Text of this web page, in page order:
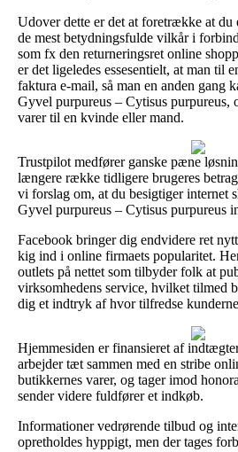
Udover dette er det at foretrække at
de mest betydningsfulde vilkår i
som fx den returneringsret online
er det ligeledes essesentielt, at man til
faktura e-mail, så man en anden gang
Gyvel purpureus – Cytisus purpureus,
varer til en kvinde eller mand.
Trustpilot medfører ganske pæne
længere række tidligere brugeres
vi forslag om, at du besigtiger internet
Gyvel purpureus – Cytisus purpureus
Facebook bringer dig endvidere ret
kig ind i online firmaets popularitet.
outlets på nettet som tilbyder folk at
virksomhedens service, hvilket tilmed
dig et indtryk af hvor tilfredse
Hjemmesiden er finansieret af
arbejder tæt sammen med en stribe
butikkernes varer, og tager imod
sender videre fuldfører et indkøb.
Informationer vedrørende tilbud og
opretholdes hyppigt, men der tages